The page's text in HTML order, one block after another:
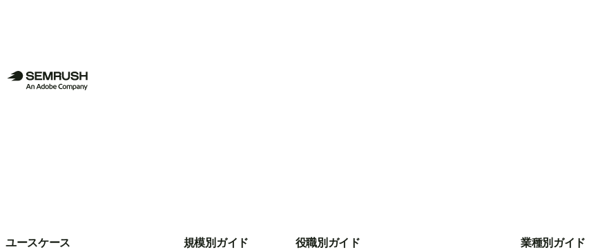
ユースケース 規模別ガイド 役職別ガイド 業種別ガイド